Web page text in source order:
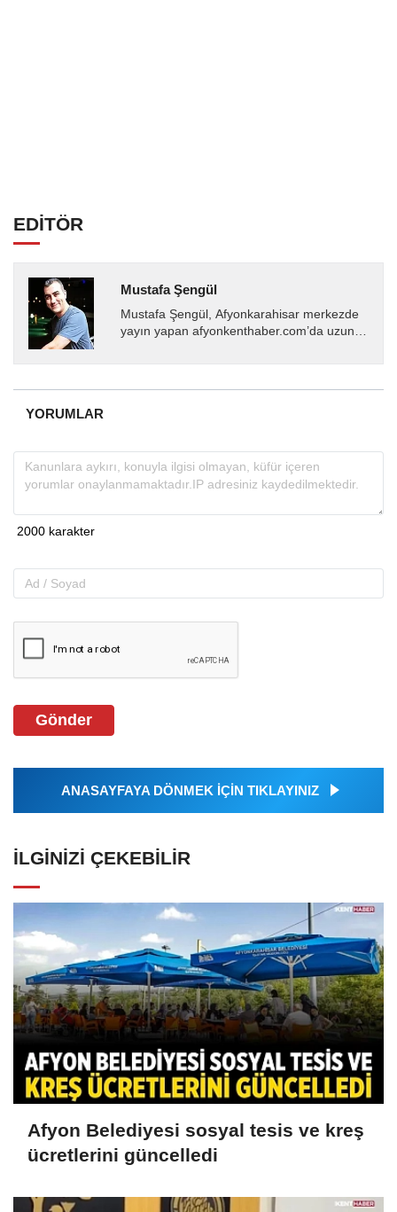
EDİTÖR
Mustafa Şengül
Mustafa Şengül, Afyonkarahisar merkezde
yayın yapan afyonkenthaber.com’da uzun
almakta, haber akışı...
YORUMLAR
Gönder
ANASAYFAYA DÖNMEK İÇİN TIKLAYINIZ
İLGINIZI ÇEKEBILIR
Afyon Belediyesi sosyal tesis ve kreş
ücretlerini güncelledi